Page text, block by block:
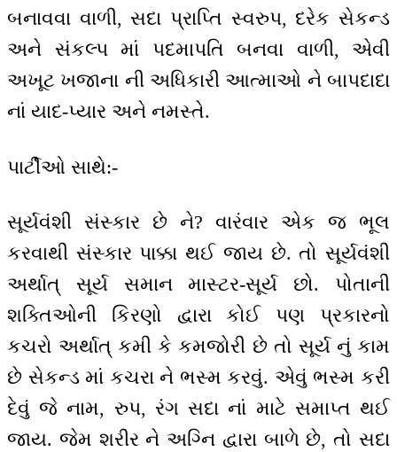
બનાવવા વાળી, સદા પ્રાપ્તિ સ્વરુપ, દરેક સેકન્ડ
અને સંકલ્પ માં પદમાપતિ બનવા વાળી, એવી
અખૂટ ખજાના ની અધિકારી આત્માઓ ને બાપદાદા
નાં યાદ-પ્યાર અને નમસ્તે.
પાર્ટીઓ સાથે:-
સૂર્યવંશી સંસ્કાર છે ને? વારંવાર એક જ ભૂલ
કરવાથી સંસ્કાર પાક્કા થઈ જાય છે. તો સૂર્યવંશી
અર્થાત્ સૂર્ય સમાન માસ્ટર-સૂર્ય છો. પોતાની
શક્તિઓની કિરણો દ્વારા કોઈ પણ પ્રકારનો
કચરો અર્થાત્ કમી કે કમજોરી છે તો સૂર્ય નું કામ
છે સેકન્ડ માં કચરા ને ભસ્મ કરવું. એવું ભસ્મ કરી
દેવું જે નામ, રુપ, રંગ સદા નાં માટે સમાપ્ત થઈ
જાય. જેમ શરીર ને અગ્નિ દ્વારા બાળે છે, તો સદા